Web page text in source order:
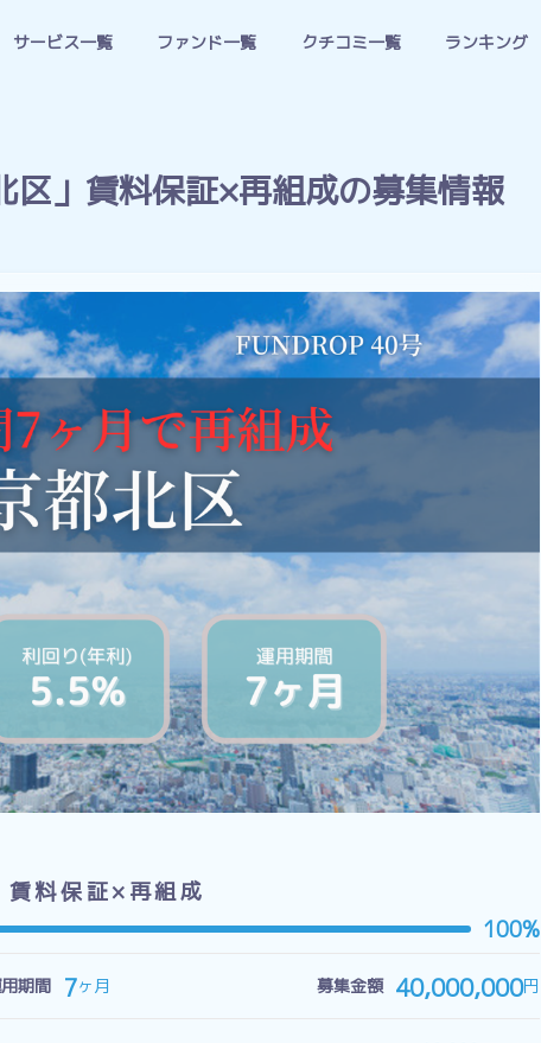
サービス一覧 ファンド一覧 クチコミ一覧 ランキング
」賃料保証×再組成の募集情報
料保証×再組成
100%
期間 7ヶ月 募集金額 40,000,000円